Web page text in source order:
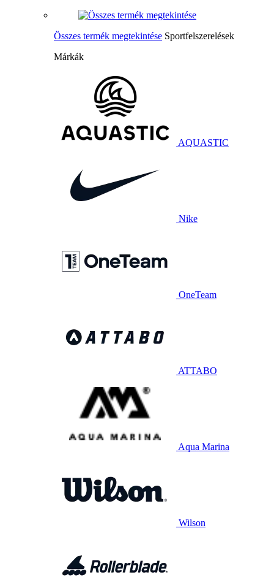
Összes termék megtekintése Sportfelszerelések
Márkák
AQUASTIC
Nike
OneTeam
ATTABO
Aqua Marina
Wilson